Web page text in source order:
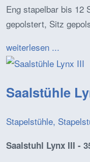
Eng stapelbar bis 12
gepolstert, Sitz
weiterlesen ...
Saalstühle
Stapelstühle,
Saalstuhl Lynx III -